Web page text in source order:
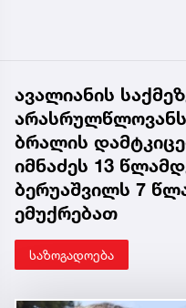
ავალიანის
ბრალის
იმნაძეს 13
ბერუაშვილს 7
ემუქრებათ
საზოგადოება